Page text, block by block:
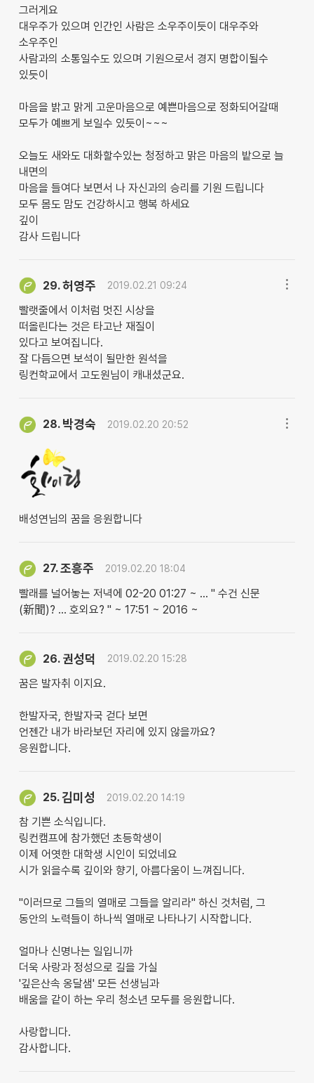
그러게요
대우주가 있으며 인간인 사람은 소우주이듯이 대우주와
소우주인
사람과의 소통일수도 있으며 기원으로서 경지 명합이될수
있듯이
마음을 밝고 맑게 고운마음으로 예쁜마음으로 정화되어갈때
모두가 예쁘게 보일수 있듯이~~~
오늘도 새와도 대화할수있는 청정하고 맑은 마음의 밭으로 늘
내면의
마음을 들여다 보면서 나 자신과의 승리를 기원 드립니다
모두 몸도 맘도 건강하시고 행복 하세요
깊이
감사 드립니다
29.허영주 2019.02.21 09:24
빨랫줄에서 이처럼 멋진 시상을
떠올린다는 것은 타고난 재질이
있다고 보여집니다.
잘 다듬으면 보석이 될만한 원석을
링컨학교에서 고도원님이 캐내셨군요.
28. 박경숙 2019.02.20 20:52
배성연님의 꿈을 응원합니다
27.조흥주 2019.02.20 18:04
빨래를 널어놓는 저녁에 02-20 01:27 ~ … " 수건 신문
(新聞)? … 호외요? " ~ 17:51 ~ 2016 ~
26. 권성덕 2019.02.20 15:28
꿈은 발자취 이지요.
한발자국, 한발자국 걷다 보면
언젠간 내가 바라보던 자리에 있지 않을까요?
응원합니다.
25.김미성 2019.02.20 14:19
참 기쁜 소식입니다.
링컨캠프에 참가했던 초등학생이
이제 어엿한 대학생 시인이 되었네요
시가 읽을수록 깊이와 향기, 아름다움이 느껴집니다.
"이러므로 그들의 열매로 그들을 알리라" 하신 것처럼, 그
동안의 노력들이 하나씩 열매로 나타나기 시작합니다.
얼마나 신명나는 일입니까
더욱 사랑과 정성으로 길을 가실
'깊은산속 옹달샘' 모든 선생님과
배움을 같이 하는 우리 청소년 모두를 응원합니다.
사랑합니다.
감사합니다.